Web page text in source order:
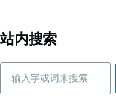
站内搜索